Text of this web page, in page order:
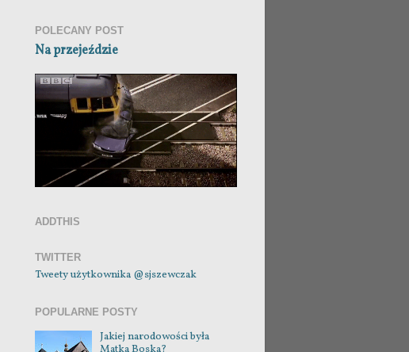
POLECANY POST
Na przejeździe
ADDTHIS
TWITTER
Tweety użytkownika @sjszewczak
POPULARNE POSTY
Jakiej narodowości była